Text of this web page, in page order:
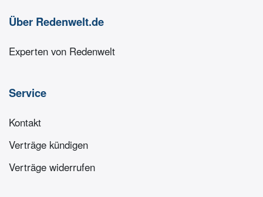
Über Redenwelt.de
Experten von Redenwelt
Service
Kontakt
Verträge kündigen
Verträge widerrufen